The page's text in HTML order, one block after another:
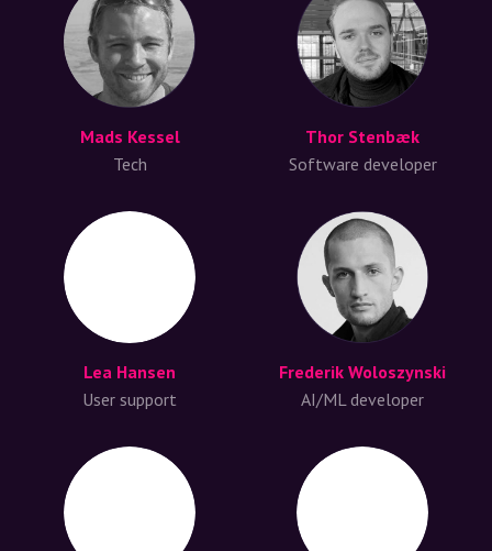
Mads Kessel
Tech
Thor Stenbæk
Software developer
Lea Hansen
User support
Frederik Woloszynski
AI/ML developer